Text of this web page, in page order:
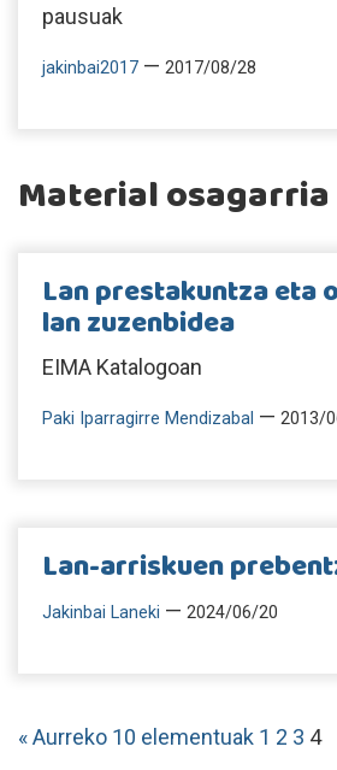
pausuak
jakinbai2017 — 2017/08/28
Material osagarria
Lan prestakuntza eta
lan zuzenbidea
EIMA Katalogoan
Paki Iparragirre Mendizabal — 2013/
Lan-arriskuen
Jakinbai Laneki — 2024/06/20
« Aurreko 10 elementuak 1 2 3 4